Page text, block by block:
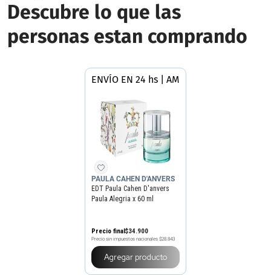
Descubre lo que las
personas estan comprando
ENVÍO EN 24 hs | AMBA
PAULA CAHEN D'ANVERS
EDT Paula Cahen D'anvers
Paula Alegria x 60 ml
Precio final$34.900
Precio sin impuestos nacionales $28.843
Agregar producto